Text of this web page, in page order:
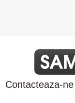
Contacteaza-ne